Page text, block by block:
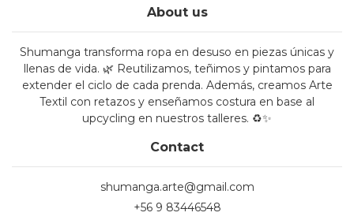
About us
Shumanga transforma ropa en desuso en piezas únicas y
llenas de vida. 🌿 Reutilizamos, teñimos y pintamos para
extender el ciclo de cada prenda. Además, creamos Arte
Textil con retazos y enseñamos costura en base al
upcycling en nuestros talleres. ♻️✨
Contact
shumanga.arte@gmail.com
+56 9 83446548